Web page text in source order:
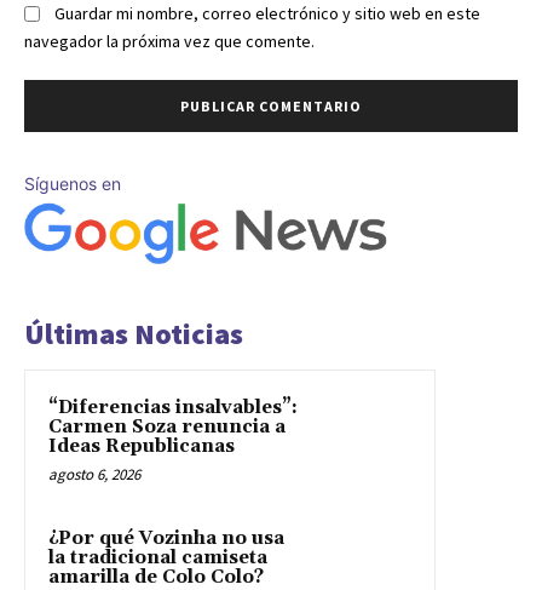
Guardar mi nombre, correo electrónico y sitio web en este
navegador la próxima vez que comente.
Síguenos en
Últimas Noticias
“Diferencias insalvables”:
Carmen Soza renuncia a
Ideas Republicanas
agosto 6, 2026
¿Por qué Vozinha no usa
la tradicional camiseta
amarilla de Colo Colo?